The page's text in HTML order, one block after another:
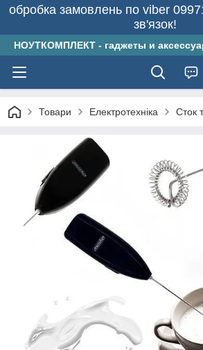
обробка замовлень по viber
зв'язок!
НОУТКОМПЛЕКТ - гаджеты и
Товари Електротехніка Сток